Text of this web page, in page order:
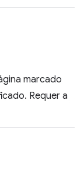
marcado
Requer a